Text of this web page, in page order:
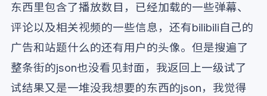
东西里包含了播放数目，已经加载的一些弹幕、
评论以及相关视频的一些信息，还有bilibili自己的
广告和站题什么的还有用户的头像。但是搜遍了
整条街的json也没看见封面，我返回上一级试了
试结果又是一堆没我想要的东西的json，我觉得